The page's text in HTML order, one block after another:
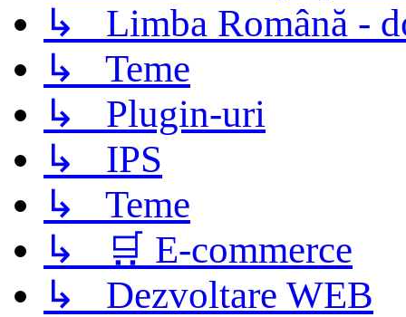
↳ Limba Română -
↳ Teme
↳ Plugin-uri
↳ IPS
↳ Teme
↳ 🛒 E-commerce
↳ Dezvoltare WEB